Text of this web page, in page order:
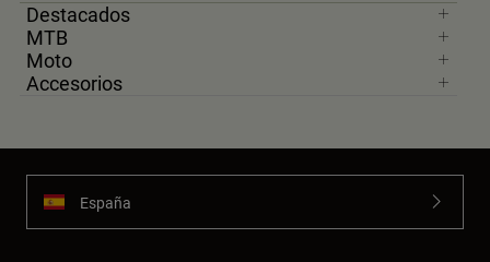
Destacados
MTB
Moto
Accesorios
España